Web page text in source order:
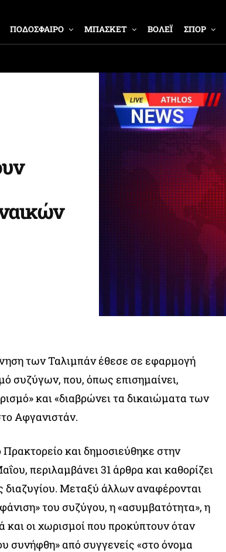
ΠΟΔΟΣΦΑΙΡΟ ΜΠΑΣΚΕΤ ΒΟΛΕΪ ΣΠΟΡ
των Ταλιμπάν έθεσε σε εφαρμογή
συζύγων, που, όπως επισημαίνει,
και «διαβρώνει τα δικαιώματα των
Αφγανιστάν.
Πρακτορείο και δημοσιεύθηκε στην
περιλαμβάνει 31 άρθρα και καθορίζει
διαζυγίου. Μεταξύ άλλων αναφέρονται
του συζύγου, η «ασυμβατότητα», η
και οι χωρισμοί που προκύπτουν όταν
συνήφθη» από συγγενείς «στο όνομα